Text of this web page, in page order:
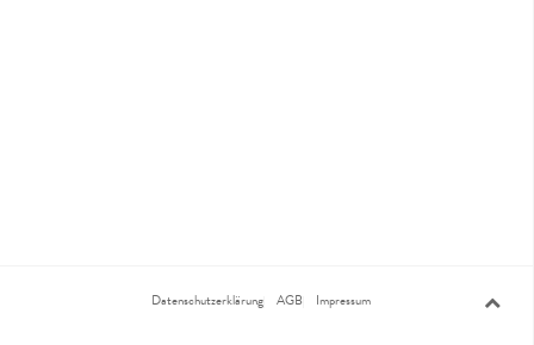
Datenschutzerklärung AGB Impressum